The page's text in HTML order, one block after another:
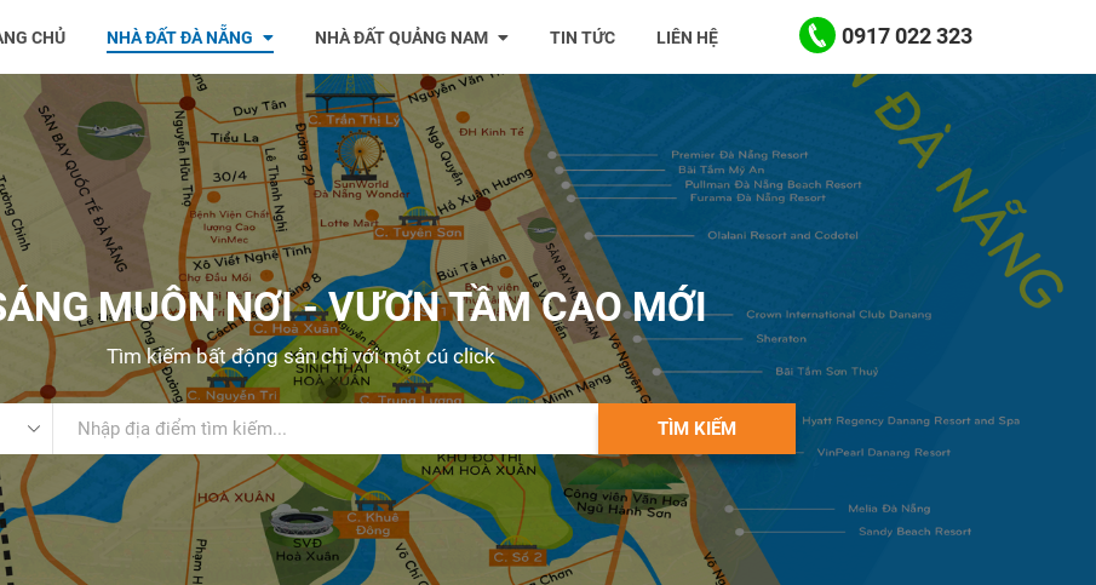
CHỦ NHÀ ĐẤT ĐÀ NẴNG NHÀ ĐẤT QUẢNG NAM TIN TỨC LIÊN HỆ 0917 022 323
MUÔN NƠI - VƯƠN TẦM CAO MỚI
Tìm kiếm bất động sản chỉ với một cú click
TÌM KIẾM